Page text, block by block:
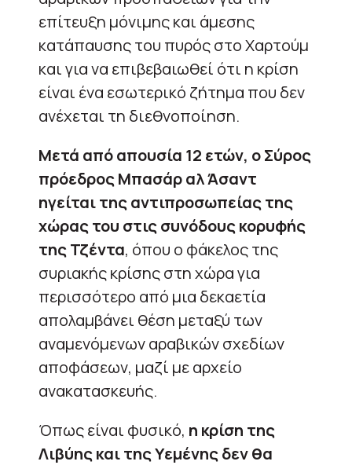
επίτευξη μόνιμης και άμεσης
κατάπαυσης του πυρός στο Χαρτούμ
και για να επιβεβαιωθεί ότι η κρίση
είναι ένα εσωτερικό ζήτημα που δεν
ανέχεται τη διεθνοποίηση.
Μετά από απουσία 12 ετών, ο Σύρος
πρόεδρος Μπασάρ αλ Άσαντ
ηγείται της αντιπροσωπείας της
χώρας του στις συνόδους κορυφής
της Τζέντα, όπου ο φάκελος της
συριακής κρίσης στη χώρα για
περισσότερο από μια δεκαετία
απολαμβάνει θέση μεταξύ των
αναμενόμενων αραβικών σχεδίων
αποφάσεων, μαζί με αρχείο
ανακατασκευής.
Όπως είναι φυσικό, η κρίση της
Λιβύης και της Υεμένης δεν θα